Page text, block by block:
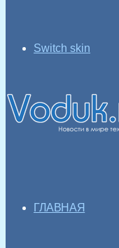
Switch skin
ГЛАВНАЯ